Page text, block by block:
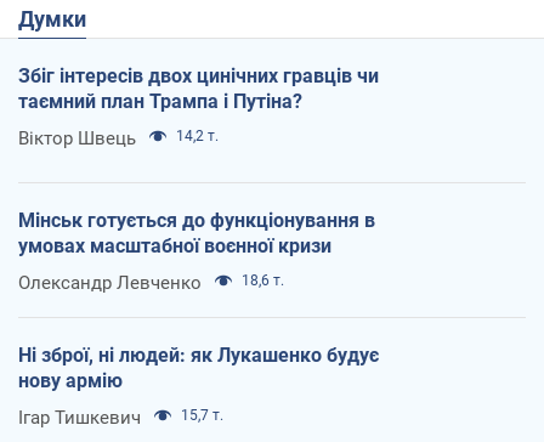
Думки
Збіг інтересів двох цинічних гравців чи
таємний план Трампа і Путіна?
Віктор Швець 14,2 т.
Мінськ готується до функціонування в
умовах масштабної воєнної кризи
Олександр Левченко 18,6 т.
Ні зброї, ні людей: як Лукашенко будує
нову армію
Ігар Тишкевич 15,7 т.